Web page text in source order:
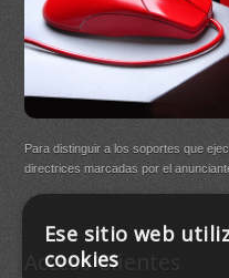
Para distinguir a los soportes que
directrices marcadas por el
Acceso Clientes
Ese sitio web
cookies